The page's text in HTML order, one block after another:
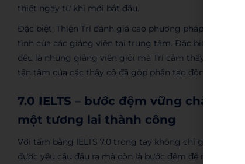
thiết ngay từ khi mới bắt đầu.
Đặc biệt, Thiện Trí đánh giá cao phương pháp giảng
tình của các giảng viên tại trung tâm. Đặc biệt là thầy
đều là những giảng viên giỏi mà Trí cảm thấy biết ơn
tận tâm của các thầy cô đã góp phần tạo động lực to
7.0 IELTS – bước đệm vững chắc
một tương lai thành công
Với tấm bằng IELTS 7.0 trong tay không chỉ giúp
được yêu cầu đầu ra mà còn là bước đệm để mở ra